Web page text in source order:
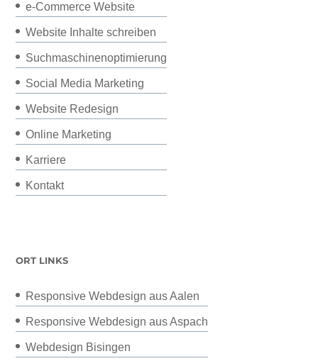
e-Commerce Website
Website Inhalte schreiben
Suchmaschinenoptimierung
Social Media Marketing
Website Redesign
Online Marketing
Karriere
Kontakt
ORT LINKS
Responsive Webdesign aus Aalen
Responsive Webdesign aus Aspach
Webdesign Bisingen